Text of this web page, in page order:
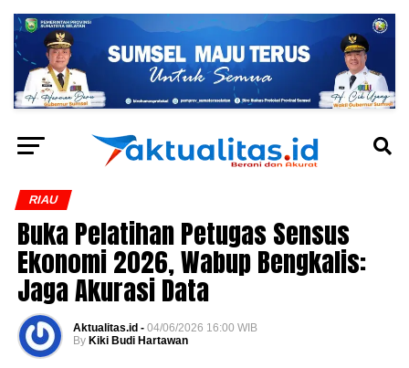
RIAU
Buka Pelatihan Petugas Sensus
Ekonomi 2026, Wabup Bengkalis:
Jaga Akurasi Data
Aktualitas.id - 04/06/2026 16:00 WIB
By Kiki Budi Hartawan